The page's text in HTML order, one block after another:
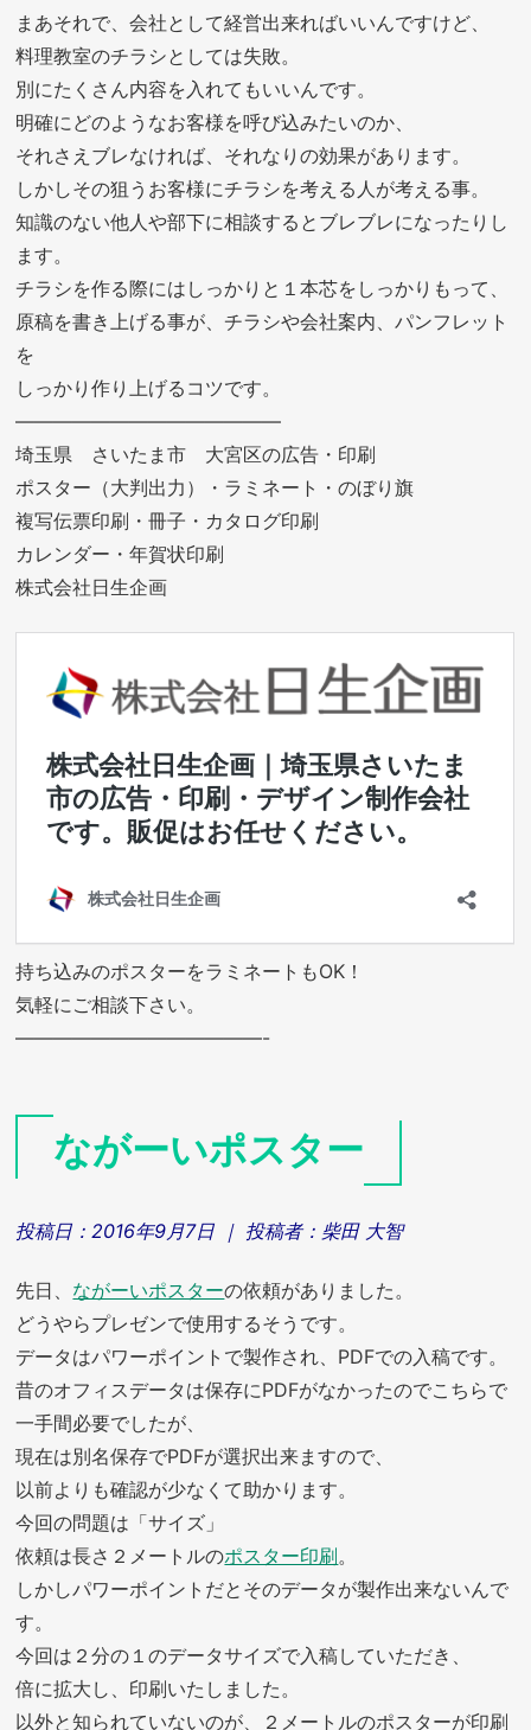
まあそれで、会社として経営出来ればいいんですけど、
料理教室のチラシとしては失敗。
別にたくさん内容を入れてもいいんです。
明確にどのようなお客様を呼び込みたいのか、
それさえブレなければ、それなりの効果があります。
しかしその狙うお客様にチラシを考える人が考える事。
知識のない他人や部下に相談するとブレブレになったりし
ます。
チラシを作る際にはしっかりと１本芯をしっかりもって、
原稿を書き上げる事が、チラシや会社案内、パンフレット
を
しっかり作り上げるコツです。
——————————————
埼玉県 さいたま市 大宮区の広告・印刷
ポスター（大判出力）・ラミネート・のぼり旗
複写伝票印刷・冊子・カタログ印刷
カレンダー・年賀状印刷
株式会社日生企画
持ち込みのポスターをラミネートもOK！
気軽にご相談下さい。
—————————————-
ながーいポスター
投稿日：2016年9月7日 ｜ 投稿者： 柴田 大智
先日、 ながーいポスターの依頼がありました。
どうやらプレゼンで使用するそうです。
データはパワーポイントで製作され、PDFでの入稿です。
昔のオフィスデータは保存にPDFがなかったのでこちらで
一手間必要でしたが、
現在は別名保存でPDFが選択出来ますので、
以前よりも確認が少なくて助かります。
今回の問題は「サイズ」
依頼は長さ２メートルのポスター印刷。
しかしパワーポイントだとそのデータが製作出来ないんで
す。
今回は２分の１のデータサイズで入稿していただき、
倍に拡大し、印刷いたしました。
以外と知られていないのが、２メートルのポスターが印刷